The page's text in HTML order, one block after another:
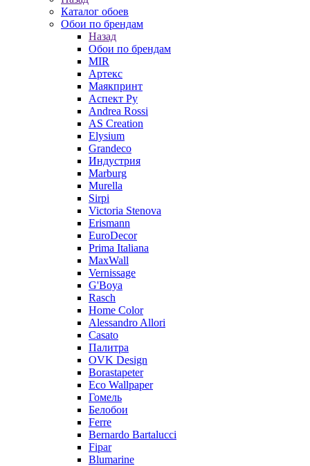
Каталог обоев
Обои по брендам
Назад
Обои по брендам
MIR
Артекс
Маякпринт
Аспект Ру
Andrea Rossi
AS Creation
Elysium
Grandeco
Индустрия
Marburg
Murella
Sirpi
Victoria Stenova
Erismann
EuroDecor
Prima Italiana
MaxWall
Vernissage
G'Boya
Rasch
Home Color
Alessandro Allori
Casato
Палитра
OVK Design
Borastapeter
Eco Wallpaper
Гомель
Белобои
Ferre
Bernardo Bartalucci
Fipar
Blumarine